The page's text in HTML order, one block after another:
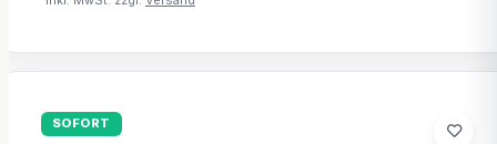
SOFORT